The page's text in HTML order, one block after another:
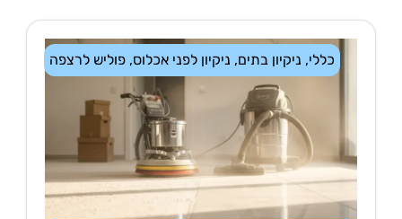
ניקיון בתים,ניקיון לפני אכלוס,פוליש לרצפה